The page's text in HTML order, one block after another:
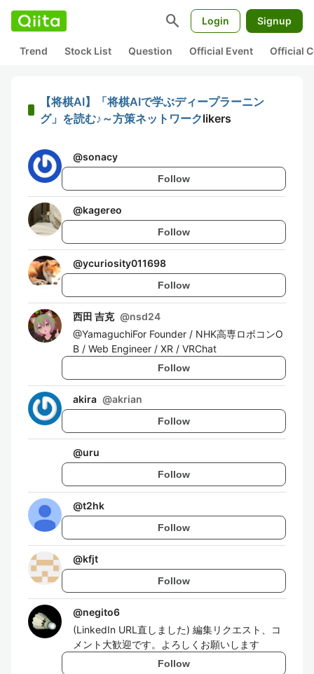
search Login Signup
Trend Stock List Question Official Event Official
【将棋AI】「将棋AIで学ぶディープラーニン
グ」を読む♪～方策ネットワークlikers
@sonacy
Follow
@kagereo
Follow
@ycuriosity011698
Follow
西田 吉克 @nsd24
@YamaguchiFor Founder / NHK高専ロボコンO
B / Web Engineer / XR / VRChat
Follow
akira @akrian
Follow
@uru
Follow
@t2hk
Follow
@kfjt
Follow
@negito6
(LinkedIn URL直しました) 編集リクエスト、コ
メント大歓迎です。よろしくお願いします
Follow